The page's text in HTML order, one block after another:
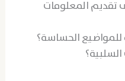
تقديم المعلومات
الحساسة؟